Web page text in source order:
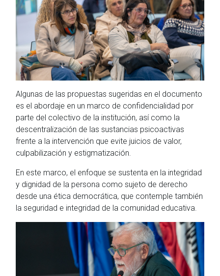
Algunas de las propuestas sugeridas en el documento
es el abordaje en un marco de confidencialidad por
parte del colectivo de la institución, así como la
descentralización de las sustancias psicoactivas
frente a la intervención que evite juicios de valor,
culpabilización y estigmatización.
En este marco, el enfoque se sustenta en la integridad
y dignidad de la persona como sujeto de derecho
desde una ética democrática, que contemple también
la seguridad e integridad de la comunidad educativa.